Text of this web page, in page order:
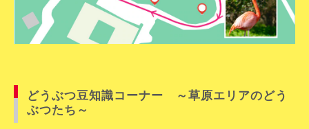
どうぶつ豆知識コーナー ～草原エリアのどう
ぶつたち～